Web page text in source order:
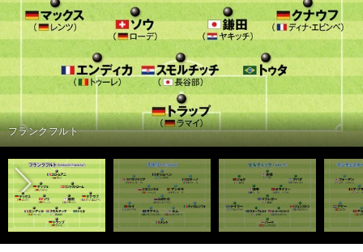
フランクフルト
前へ